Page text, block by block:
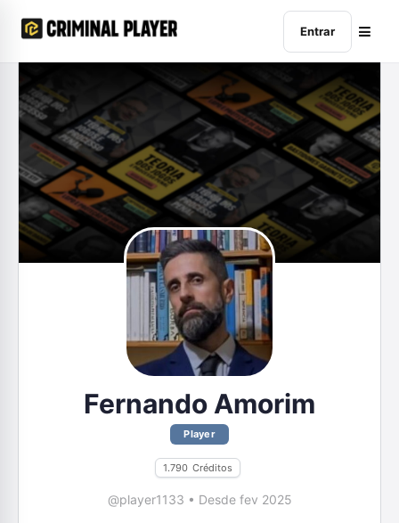
Entrar
Fernando Amorim
Player
1.790 Créditos
@player1133 • Desde fev 2025